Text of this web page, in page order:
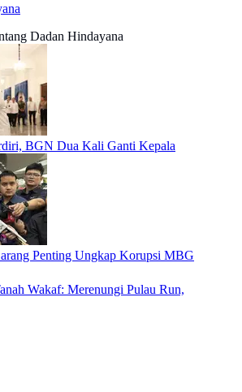
Dadan Hindayana
BGN Dua Kali Ganti Kepala
Penting Ungkap Korupsi MBG
Wakaf: Merenungi Pulau Run,